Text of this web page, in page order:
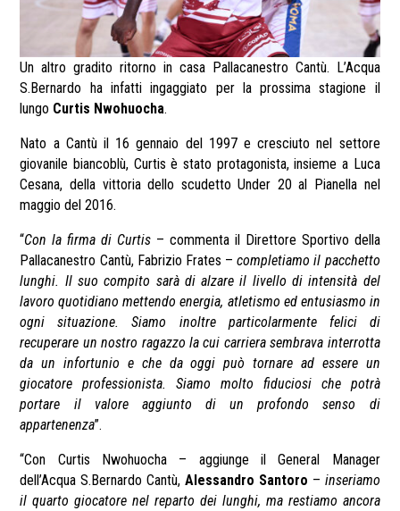
Un altro gradito ritorno in casa Pallacanestro Cantù. L’Acqua
S.Bernardo ha infatti ingaggiato per la prossima stagione il
lungo Curtis Nwohuocha.
Nato a Cantù il 16 gennaio del 1997 e cresciuto nel settore
giovanile biancoblù, Curtis è stato protagonista, insieme a Luca
Cesana, della vittoria dello scudetto Under 20 al Pianella nel
maggio del 2016.
“Con la firma di Curtis – commenta il Direttore Sportivo della
Pallacanestro Cantù, Fabrizio Frates –completiamo il pacchetto
lunghi. Il suo compito sarà di alzare il livello di intensità del
lavoro quotidiano mettendo energia, atletismo ed entusiasmo in
ogni situazione. Siamo inoltre particolarmente felici di
recuperare un nostro ragazzo la cui carriera sembrava interrotta
da un infortunio e che da oggi può tornare ad essere un
giocatore professionista. Siamo molto fiduciosi che potrà
portare il valore aggiunto di un profondo senso di
appartenenza”.
“Con Curtis Nwohuocha – aggiunge il General Manager
dell’Acqua S.Bernardo Cantù, Alessandro Santoro – inseriamo
il quarto giocatore nel reparto dei lunghi, ma restiamo ancora